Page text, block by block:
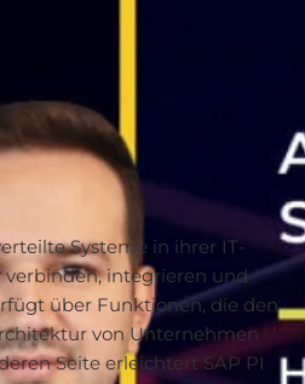
Systeme in ihrer IT-
integrieren und
über Funktionen, die den
von Unternehmen
Seite erleichtert SAP PI